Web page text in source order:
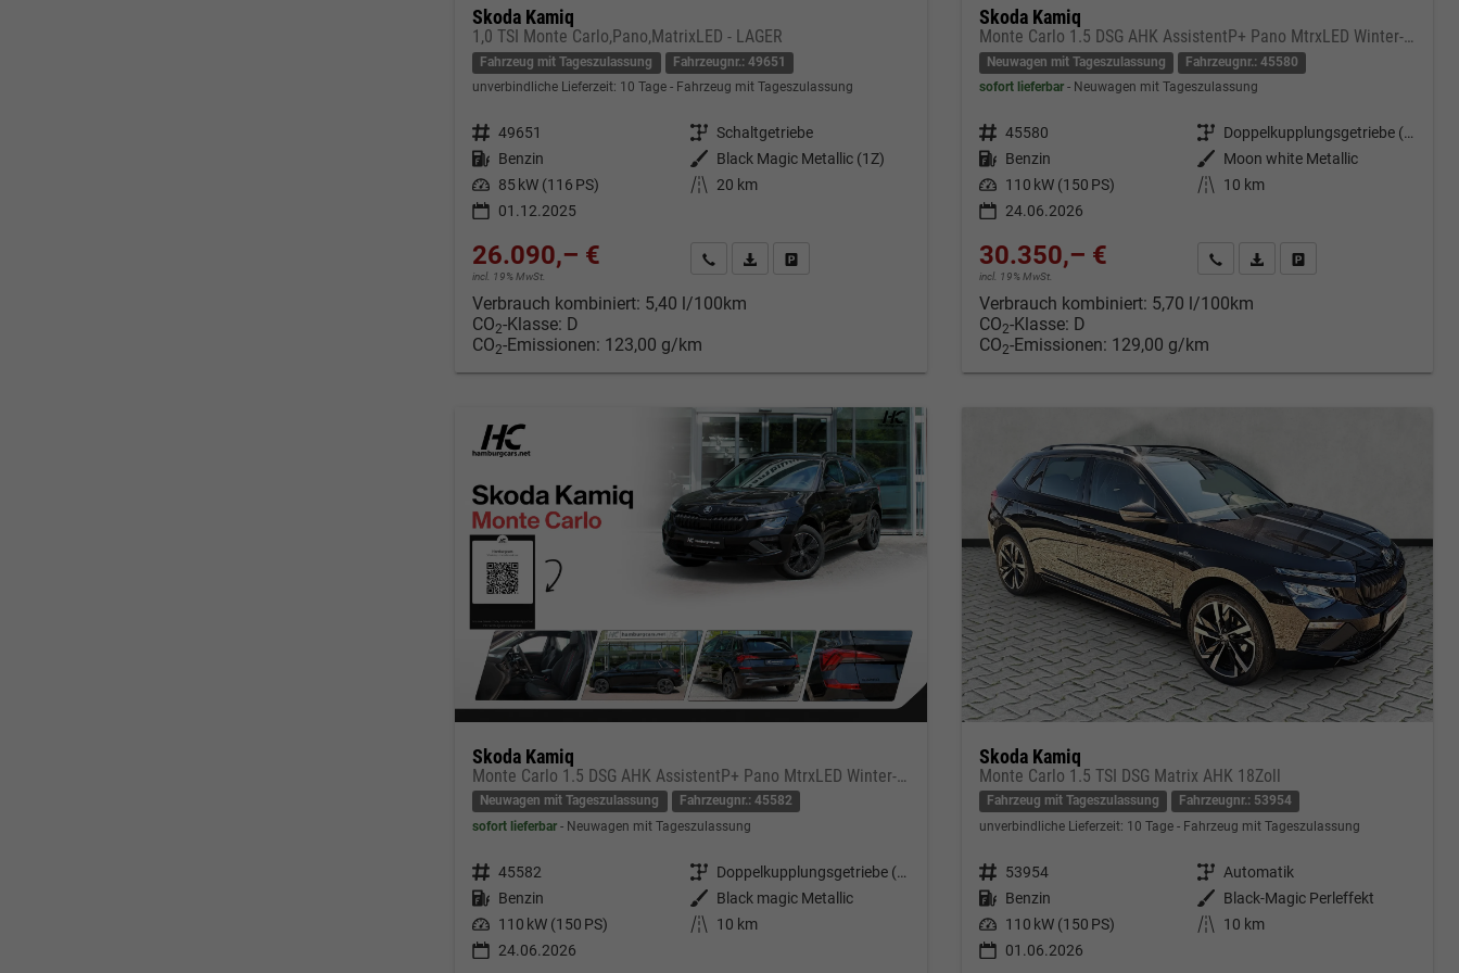
Skoda Kamiq
1,0 TSI Monte Carlo,Pano,MatrixLED - LAGER
Fahrzeug mit Tageszulassung
Fahrzeugnr.: 49651
unverbindliche Lieferzeit: 10 Tage Fahrzeug mit Tageszulassung
Fahrzeugnr. 49651 Getriebe Schaltgetriebe
Kraftstoff Benzin Außenfarbe
Black Magic Metallic (1Z)
Leistung 85 kW (116 PS) Kilometerstand
20 km
01.12.2025
26.090,– €
incl. 19% MwSt.
Kontakt & Angebot anfordern
PDF-Datei, Fahrzeugexposé drucken
Fahrzeug merken/Expose drucken
Verbrauch kombiniert: 5,40 l/100km
CO2-Klasse: D
CO2-Emissionen: 123,00 g/km
Skoda Kamiq
Monte Carlo 1.5 DSG AHK AssistentP+ Pano MtrxLED Winter-Premium SafetyP
Neuwagen mit Tageszulassung
Fahrzeugnr.: 45580
sofort lieferbar Neuwagen mit Tageszulassung
Fahrzeugnr. 45580 Getriebe
Doppelkupplungsgetriebe (DSG)
Kraftstoff Benzin Außenfarbe
Moon white Metallic
Leistung 110 kW (150 PS) Kilometerstand
10 km
24.06.2026
30.350,– €
incl. 19% MwSt.
Kontakt & Angebot anfordern
PDF-Datei, Fahrzeugexposé
Fahrzeug merken/Expose
Verbrauch kombiniert: 5,70 l/100km
CO2-Klasse: D
CO2-Emissionen: 129,00 g/km
Skoda Kamiq
Monte Carlo 1.5 DSG AHK AssistentP+ Pano MtrxLED Winter-Premium SafetyP
Neuwagen mit Tageszulassung
Fahrzeugnr.: 45582
sofort lieferbar
Neuwagen mit Tageszulassung
Fahrzeugnr. 45582 Getriebe
Doppelkupplungsgetriebe (DSG)
Kraftstoff Benzin Außenfarbe
Black magic Metallic
Leistung 110 kW (150 PS) Kilometerstand
10 km
24.06.2026
Skoda Kamiq
Monte Carlo 1.5 TSI DSG Matrix AHK 18Zoll
Fahrzeug mit Tageszulassung
Fahrzeugnr.: 53954
unverbindliche Lieferzeit: 10 Tage Fahrzeug mit Tageszulassung
Fahrzeugnr. 53954 Getriebe Automatik
Kraftstoff Benzin Außenfarbe
Black-Magic Perleffekt
Leistung 110 kW (150 PS) Kilometerstand
10 km
01.06.2026